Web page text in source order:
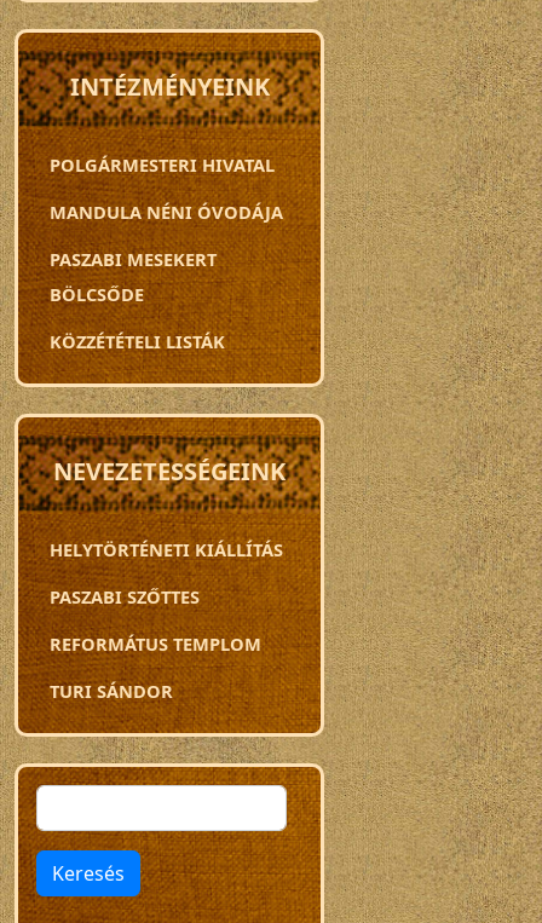
INTÉZMÉNYEINK
POLGÁRMESTERI HIVATAL
MANDULA NÉNI ÓVODÁJA
PASZABI MESEKERT
BÖLCSŐDE
KÖZZÉTÉTELI LISTÁK
NEVEZETESSÉGEINK
HELYTÖRTÉNETI KIÁLLÍTÁS
PASZABI SZŐTTES
REFORMÁTUS TEMPLOM
TURI SÁNDOR
Keresés
Keresés